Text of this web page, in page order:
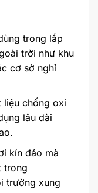
trong lắp
trời như khu
cơ sở nghỉ
liệu chống oxi
lâu dài
kín đáo mà
trong
trường xung